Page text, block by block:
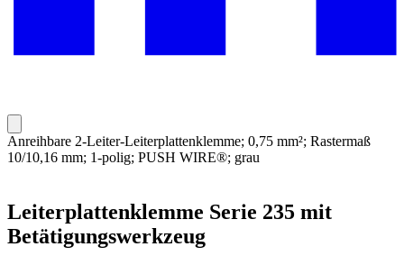
Anreihbare 2-Leiter-Leiterplattenklemme; 0,75 mm²; Rastermaß
10/10,16 mm; 1-polig; PUSH WIRE®; grau
Leiterplattenklemme Serie 235 mit
Betätigungswerkzeug